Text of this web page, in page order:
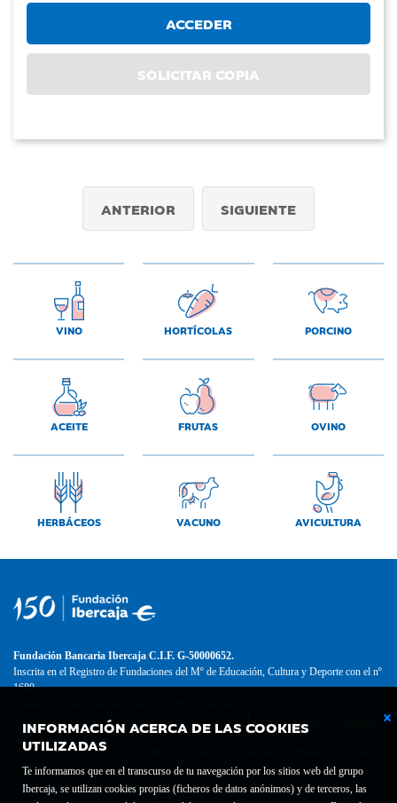
INFORMACIÓN ACERCA DE LAS COOKIES
UTILIZADAS
Te informamos que en el transcurso de tu navegación por los sitios web del grupo
Ibercaja, se utilizan cookies propias (ficheros de datos anónimos) y de terceros, las
ACCEDER
SOLICITAR COPIA
ANTERIOR SIGUIENTE
VINO HORTÍCOLAS PORCINO
ACEITE FRUTAS OVINO
HERBÁCEOS VACUNO AVICULTURA
Fundación Bancaria Ibercaja C.I.F. G-50000652.
Inscrita en el Registro de Fundaciones del Mº de Educación, Cultura y Deporte con el nº
1689.
Contacto
Declaración de accesibilidad